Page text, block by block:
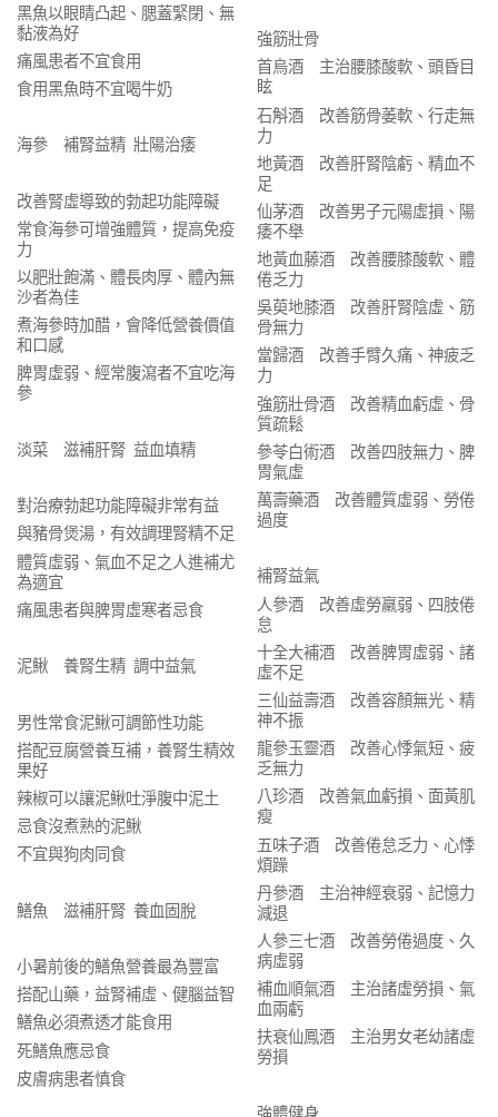
黑魚以眼睛凸起、腮蓋緊閉、無
黏液為好
痛風患者不宜食用
食用黑魚時不宜喝牛奶
海參 補腎益精 壯陽治痿
改善腎虛導致的勃起功能障礙
常食海參可增強體質，提高免疫
力
以肥壯飽滿、體長肉厚、體內無
沙者為佳
煮海參時加醋，會降低營養價值
和口感
脾胃虛弱、經常腹瀉者不宜吃海
參
淡菜 滋補肝腎 益血填精
對治療勃起功能障礙非常有益
與豬骨煲湯，有效調理腎精不足
體質虛弱、氣血不足之人進補尤
為適宜
痛風患者與脾胃虛寒者忌食
泥鰍 養腎生精 調中益氣
男性常食泥鰍可調節性功能
搭配豆腐營養互補，養腎生精效
果好
辣椒可以讓泥鰍吐淨腹中泥土
忌食沒煮熟的泥鰍
不宜與狗肉同食
鱔魚 滋補肝腎 養血固脫
小暑前後的鱔魚營養最為豐富
搭配山藥，益腎補虛、健腦益智
鱔魚必須煮透才能食用
死鱔魚應忌食
皮膚病患者慎食
強筋壯骨
首烏酒 主治腰膝酸軟、頭昏目
眩
石斛酒 改善筋骨萎軟、行走無
力
地黃酒 改善肝腎陰虧、精血不
足
仙茅酒 改善男子元陽虛損、陽
痿不舉
地黃血藤酒 改善腰膝酸軟、體
倦乏力
吳萸地膝酒 改善肝腎陰虛、筋
骨無力
當歸酒 改善手臂久痛、神疲乏
力
強筋壯骨酒 改善精血虧虛、骨
質疏鬆
參苓白術酒 改善四肢無力、脾
胃氣虛
萬壽藥酒 改善體質虛弱、勞倦
過度
補腎益氣
人參酒 改善虛勞羸弱、四肢倦
怠
十全大補酒 改善脾胃虛弱、諸
虛不足
三仙益壽酒 改善容顏無光、精
神不振
龍參玉靈酒 改善心悸氣短、疲
乏無力
八珍酒 改善氣血虧損、面黃肌
瘦
五味子酒 改善倦怠乏力、心悸
煩躁
丹參酒 主治神經衰弱、記憶力
減退
人參三七酒 改善勞倦過度、久
病虛弱
補血順氣酒 主治諸虛勞損、氣
血兩虧
扶衰仙鳳酒 主治男女老幼諸虛
勞損
強體健身